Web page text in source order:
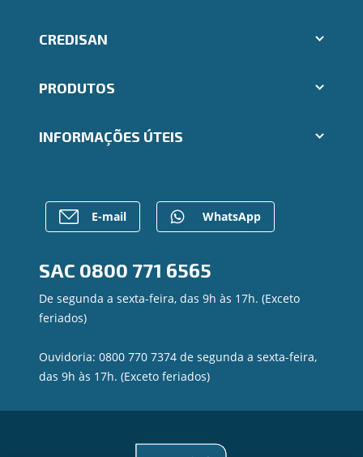
CREDISAN
Trabalhe Conosco
Notícias
Mapa do site
PRODUTOS
Consórcios
Para empresas
INFORMAÇÕES ÚTEIS
Caixa Eletrônico
Regularização de dívidas
Canal de Ética
E-mail WhatsApp
SAC 0800 771 6565
De segunda a sexta-feira, das 9h às 17h. (Exceto
feriados)
Ouvidoria: 0800 770 7374 de segunda a sexta-feira,
das 9h às 17h. (Exceto feriados)